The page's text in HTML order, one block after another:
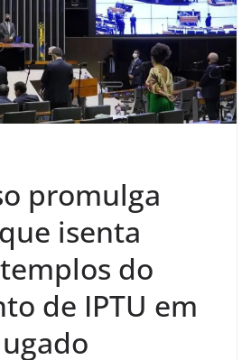
promulga
isenta
do
de IPTU em